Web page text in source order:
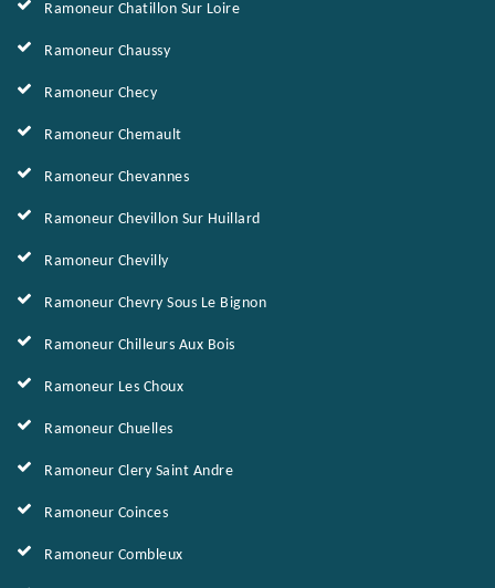
Ramoneur Chatillon Sur Loire
Ramoneur Chaussy
Ramoneur Checy
Ramoneur Chemault
Ramoneur Chevannes
Ramoneur Chevillon Sur Huillard
Ramoneur Chevilly
Ramoneur Chevry Sous Le Bignon
Ramoneur Chilleurs Aux Bois
Ramoneur Les Choux
Ramoneur Chuelles
Ramoneur Clery Saint Andre
Ramoneur Coinces
Ramoneur Combleux